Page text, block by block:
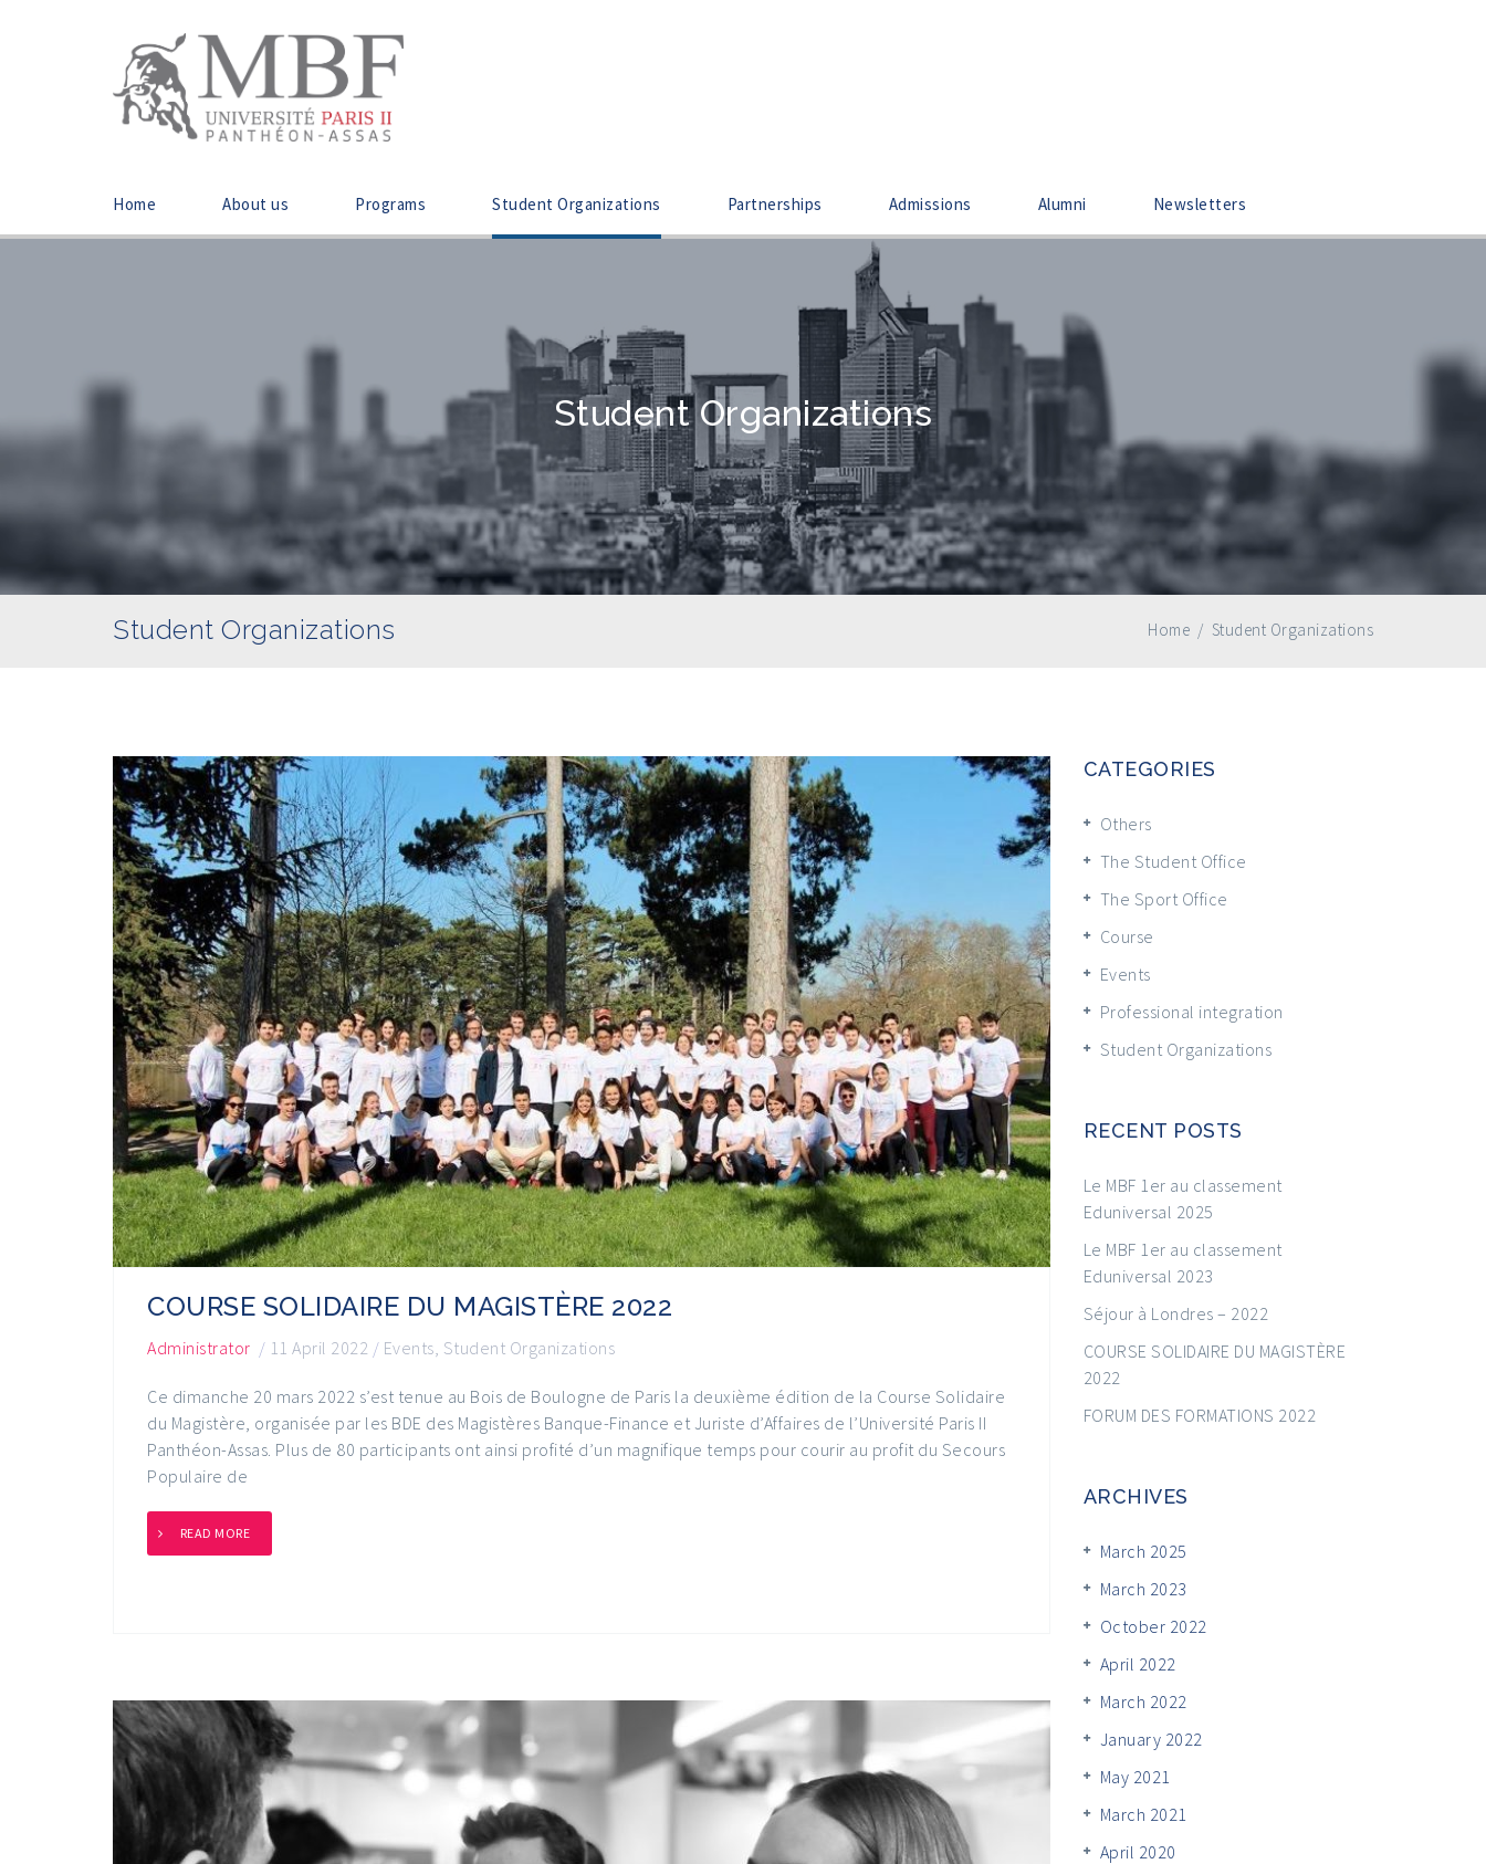
Home About us Programs Student Organizations Partnerships Admissions Alumni Newsletters
Student Organizations
Student Organizations Home / Student Organizations
COURSE SOLIDAIRE DU MAGISTÈRE 2022
Administrator / 11 April 2022 / Events, Student Organizations
Ce dimanche 20 mars 2022 s’est tenue au Bois de Boulogne de Paris la deuxième édition de la Course Solidaire
du Magistère, organisée par les BDE des Magistères Banque-Finance et Juriste d’Affaires de l’Université Paris II
Panthéon-Assas. Plus de 80 participants ont ainsi profité d’un magnifique temps pour courir au profit du Secours
Populaire de
READ MORE
CATEGORIES
Others
The Student Office
The Sport Office
Course
Events
Professional integration
Student Organizations
RECENT POSTS
Le MBF 1er au classement
Eduniversal 2025
Le MBF 1er au classement
Eduniversal 2023
Séjour à Londres – 2022
COURSE SOLIDAIRE DU MAGISTÈRE
2022
FORUM DES FORMATIONS 2022
ARCHIVES
March 2025
March 2023
October 2022
April 2022
March 2022
January 2022
May 2021
March 2021
April 2020